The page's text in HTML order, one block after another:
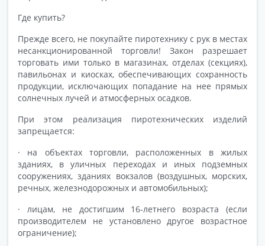
Где купить?
Прежде всего, не покупайте пиротехнику с рук в местах
несанкционированной торговли! Закон разрешает
торговать ими только в магазинах, отделах (секциях),
павильонах и киосках, обеспечивающих сохранность
продукции, исключающих попадание на нее прямых
солнечных лучей и атмосферных осадков.
При этом реализация пиротехнических изделий
запрещается:
· на объектах торговли, расположенных в жилых
зданиях, в уличных переходах и иных подземных
сооружениях, зданиях вокзалов (воздушных, морских,
речных, железнодорожных и автомобильных);
· лицам, не достигшим 16-летнего возраста (если
производителем не установлено другое возрастное
ограничение);